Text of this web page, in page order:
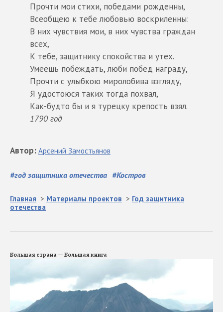
Прочти мои стихи, победами рожденны,
Всеобщею к тебе любовью воскриленны:
В них чувствия мои, в них чувства граждан
всех,
К тебе, защитнику спокойства и утех.
Умеешь побеждать, люби побед награду,
Прочти с улыбкою миролобива взгляду,
Я удостоюся таких тогда похвал,
Как-будто бы и я турецку крепость взял.
1790 год
#год защитника отечества #Костров
Автор: Арсений Замостьянов
Главная > Материалы проектов > Год защитника
отечества
Большая страна — Большая книга